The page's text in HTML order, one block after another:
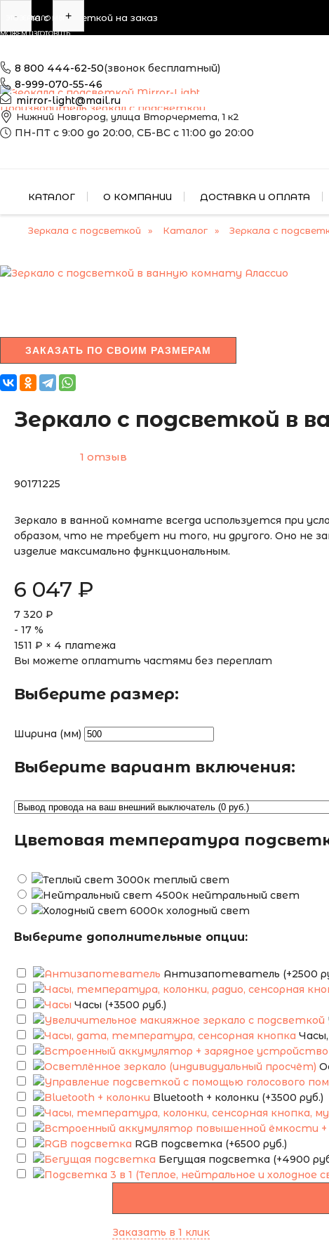
Зеркала с подсветкой на заказ
Производитель зеркал с подсветкой
8 800 444-62-50(звонок бесплатный)
8-999-070-55-46
mirror-light@mail.ru
Нижний Новгород, улица Вторчермета, 1 к2
ПН-ПТ с 9:00 до 20:00, СБ-ВС с 11:00 до 20:00
КАТАЛОГ О КОМПАНИИ ДОСТАВКА И ОПЛАТА
Зеркала с подсветкой Каталог Зеркала с
ЭТО ЗЕРКАЛО МЫ
МОЖЕМ ИЗГОТОВИТЬ
РАЗМЕРАМ
ЗАКАЗАТЬ ПО СВОИМ РАЗМЕРАМ
Зеркало с подсветкой в
1 отзыв
90171225
Зеркало в ванной комнате всегда используется при
образом, что не требует ни того, ни другого. Оно
изделие максимально функциональным.
6 047 ₽
7 320 ₽
- 17 %
1511 ₽ × 4 платежа
Вы можете оплатить частями без переплат
Выберите размер:
Ширина (мм)
Выберите вариант включения:
Цветовая температура
теплый свет
нейтральный свет
холодный свет
Выберите дополнительные опции:
Антизапотеватель (+2500
Часы (+3500 руб.)
Bluetooth + колонки (+3500 руб.)
RGB подсветка (+6500 руб.)
Бегущая подсветка (+4900
- +
Заказать в 1 клик